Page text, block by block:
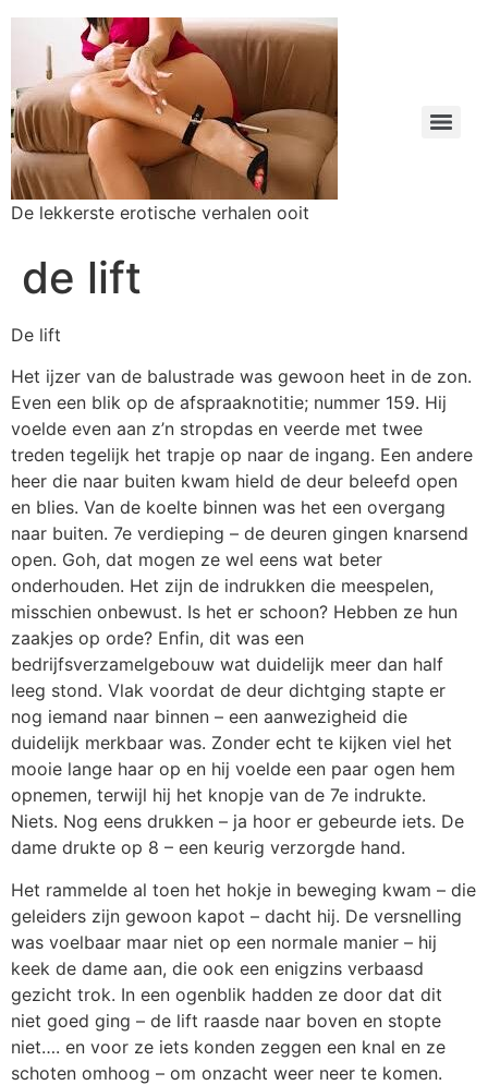
De lekkerste erotische verhalen ooit
de lift
De lift
Het ijzer van de balustrade was gewoon heet in de zon.
Even een blik op de afspraaknotitie; nummer 159. Hij
voelde even aan z’n stropdas en veerde met twee
treden tegelijk het trapje op naar de ingang. Een andere
heer die naar buiten kwam hield de deur beleefd open
en blies. Van de koelte binnen was het een overgang
naar buiten. 7e verdieping – de deuren gingen knarsend
open. Goh, dat mogen ze wel eens wat beter
onderhouden. Het zijn de indrukken die meespelen,
misschien onbewust. Is het er schoon? Hebben ze hun
zaakjes op orde? Enfin, dit was een
bedrijfsverzamelgebouw wat duidelijk meer dan half
leeg stond. Vlak voordat de deur dichtging stapte er
nog iemand naar binnen – een aanwezigheid die
duidelijk merkbaar was. Zonder echt te kijken viel het
mooie lange haar op en hij voelde een paar ogen hem
opnemen, terwijl hij het knopje van de 7e indrukte.
Niets. Nog eens drukken – ja hoor er gebeurde iets. De
dame drukte op 8 – een keurig verzorgde hand.
Het rammelde al toen het hokje in beweging kwam – die
geleiders zijn gewoon kapot – dacht hij. De versnelling
was voelbaar maar niet op een normale manier – hij
keek de dame aan, die ook een enigzins verbaasd
gezicht trok. In een ogenblik hadden ze door dat dit
niet goed ging – de lift raasde naar boven en stopte
niet…. en voor ze iets konden zeggen een knal en ze
schoten omhoog – om onzacht weer neer te komen.